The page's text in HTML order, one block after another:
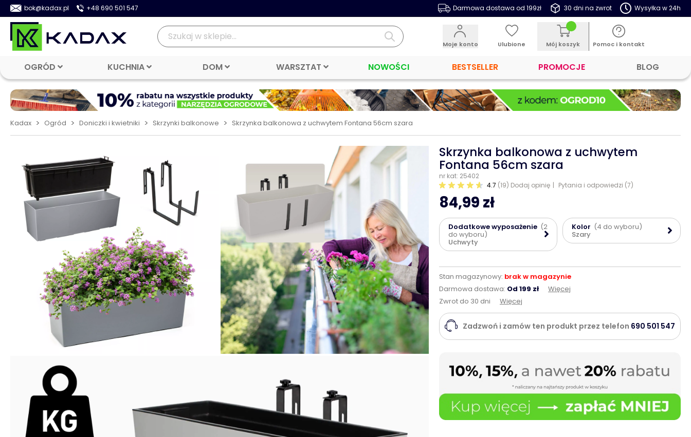
bok@kadax.pl +48 690 501 547 Darmowa dostawa od 199zł 30 dni na zwrot Wysyłka w 24h
Moje konto Ulubione Mój koszyk Pomoc i kontakt
OGRÓD KUCHNIA DOM WARSZTAT NOWOŚCI BESTSELLER PROMOCJE BLOG
Kadax > Ogród > Doniczki i kwietniki > Skrzynki balkonowe > Skrzynka balkonowa z uchwytem Fontana 56cm szara
Skrzynka balkonowa z uchwytem
Fontana 56cm szara
nr kat: 25402
4.7 (19) Dodaj opinię Pytania i odpowiedzi (7)
84,99 zł
Dodatkowe wyposażenie (2
do wyboru)
Uchwyty
Kolor (4 do wyboru)
Szary
Stan magazynowy: brak w magazynie
Darmowa dostawa: Od 199 zł
Więcej
Zwrot do 30 dni
Więcej
Zadzwoń i zamów ten produkt przez telefon 690 501 547